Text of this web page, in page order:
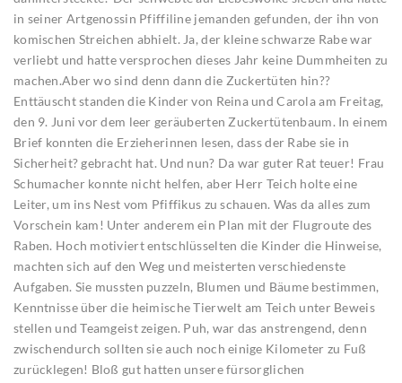
in seiner Artgenossin Pfiffiline jemanden gefunden, der ihn von
komischen Streichen abhielt. Ja, der kleine schwarze Rabe war
verliebt und hatte versprochen dieses Jahr keine Dummheiten zu
machen.Aber wo sind denn dann die Zuckertüten hin??
Enttäuscht standen die Kinder von Reina und Carola am Freitag,
den 9. Juni vor dem leer geräuberten Zuckertütenbaum. In einem
Brief konnten die Erzieherinnen lesen, dass der Rabe sie in
Sicherheit? gebracht hat. Und nun? Da war guter Rat teuer! Frau
Schumacher konnte nicht helfen, aber Herr Teich holte eine
Leiter, um ins Nest vom Pfiffikus zu schauen. Was da alles zum
Vorschein kam! Unter anderem ein Plan mit der Flugroute des
Raben. Hoch motiviert entschlüsselten die Kinder die Hinweise,
machten sich auf den Weg und meisterten verschiedenste
Aufgaben. Sie mussten puzzeln, Blumen und Bäume bestimmen,
Kenntnisse über die heimische Tierwelt am Teich unter Beweis
stellen und Teamgeist zeigen. Puh, war das anstrengend, denn
zwischendurch sollten sie auch noch einige Kilometer zu Fuß
zurücklegen! Bloß gut hatten unsere fürsorglichen